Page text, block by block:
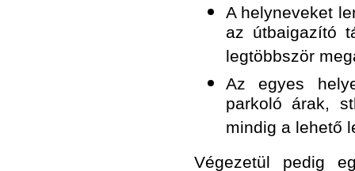
A helyneveket
az útbaigazító
legtöbbször
Az egyes
parkoló árak,
mindig a lehető
Végezetül pedig